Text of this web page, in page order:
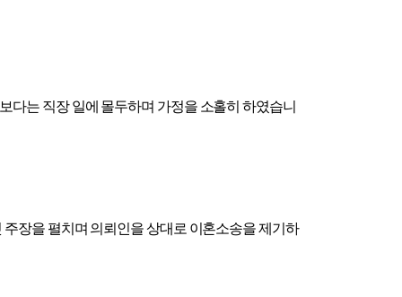
다는 직장 일에 몰두하며 가정을 소홀히 하였습니
장을 펼치며 의뢰인을 상대로 이혼소송을 제기하